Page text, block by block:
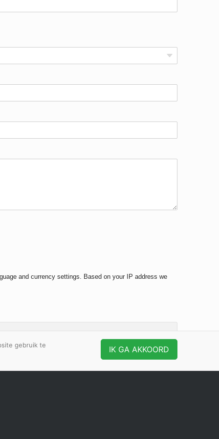
gebruik te IK GA AKKOORD
and currency settings. Based on your IP address we